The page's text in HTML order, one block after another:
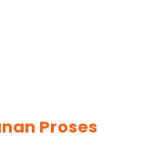
Proses